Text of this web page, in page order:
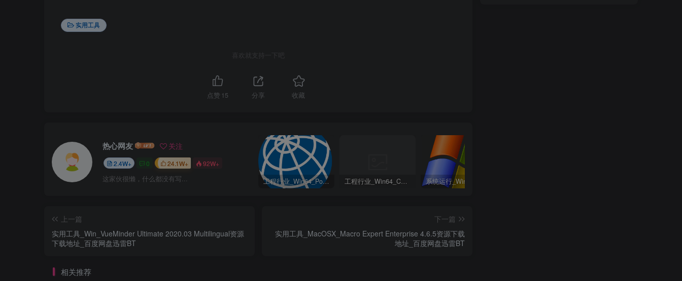
实用工具
喜欢就支持一下吧
点赞 15 分享 收藏
热心网友 关注
2.4W+ 0 24.1W+ 92W+
这家伙很懒，什么都没有写... 工程行业_Win64_PointWise 18.6 R2 x64资源下载地址_百度网盘迅雷BT 工程行业_Win64_Cadence Fidelity Pointwise 2024.1 x64资源下载地址_百度网盘迅雷BT
上一篇
实用工具_Win_VueMinder Ultimate 2020.03 Multilingual资源
下载地址_百度网盘迅雷BT
下一篇
实用工具_MacOSX_Macro Expert Enterprise 4.6.5资源下载
地址_百度网盘迅雷BT
相关推荐